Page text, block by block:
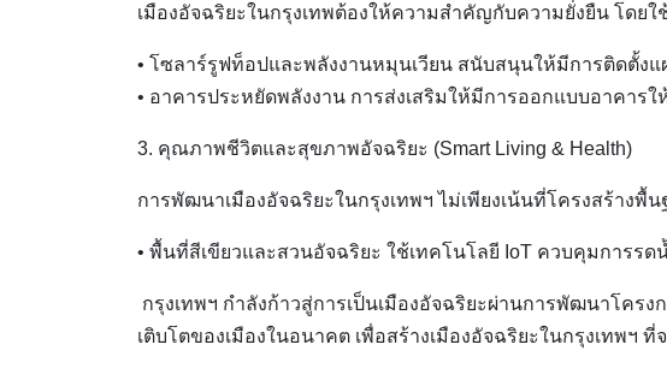
เมืองอัจฉริยะในกรุงเทพต้องให้ความสำคัญกับความยั่งยืน โดย
• โซลาร์รูฟท็อปและพลังงานหมุนเวียน สนับสนุนให้มีการติดตั้ง
• อาคารประหยัดพลังงาน การส่งเสริมให้มีการออกแบบอาคารใ
3. คุณภาพชีวิตและสุขภาพอัจฉริยะ (Smart Living & Health)
การพัฒนาเมืองอัจฉริยะในกรุงเทพฯ ไม่เพียงเน้นที่โครงสร้า
• พื้นที่สีเขียวและสวนอัจฉริยะ ใช้เทคโนโลยี IoT ควบคุมการร
กรุงเทพฯ กำลังก้าวสู่การเป็นเมืองอัจฉริยะผ่านการพัฒนาโคร
เติบโตของเมืองในอนาคต เพื่อสร้างเมืองอัจฉริยะในกรุงเทพฯ